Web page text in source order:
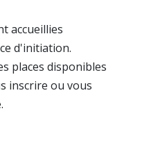
accueillies
d'initiation.
places disponibles
inscrire ou vous